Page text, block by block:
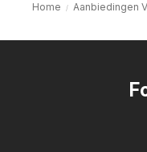
Home Aanbiedingen